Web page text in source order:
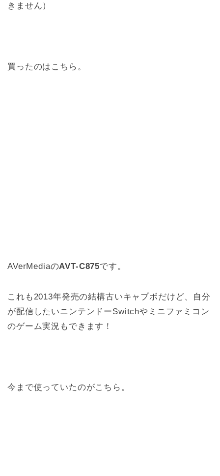
きません）
買ったのはこちら。
AVerMediaのAVT-C875です。
これも2013年発売の結構古いキャプボだけど、自分
が配信したいニンテンドーSwitchやミニファミコン
のゲーム実況もできます！
今まで使っていたのがこちら。